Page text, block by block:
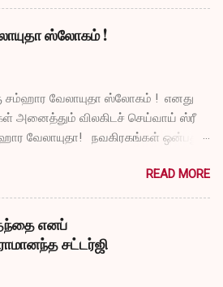
ஸ்லோகம் !
சம்ஹார வேலாயுதா ஸ்லோகம் ! எனது
அனைத்தும் விலகிடச் செய்வாய் ஸ்ரீ
வேலாயுதா! நவகிரகங்கள் ஒன்பதும்
சகல விதமான தோஷங்களும் என்னை
ஸ்ரீ சத்ரு சம்ஹார வேலாயுதா!
வருத்தங்களும் என்னை விட்டு
ஸ்ரீ சத்ரு சம்ஹார வேலாயுதா!
நிவாரணம் எனக்குக்
READ MORE
எனப்
சட்டர்ஜி